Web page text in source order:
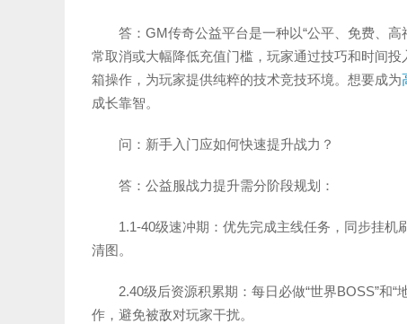
答：GM传奇公益平台是一种以“公平、免费、
常取消或大幅降低充值门槛，玩家通过技巧和时间
箱操作，为玩家提供纯粹的技术竞技环境。想要成为
成长靠智。
问：新手入门应如何快速提升战力？
答：公益服战力提升需分阶段规划：
1.1-40级速冲期：优先完成主线任务，同步挂
清图。
2.40级后资源积累期：每日必做“世界BOSS”和“
作，避免被敌对玩家干扰。